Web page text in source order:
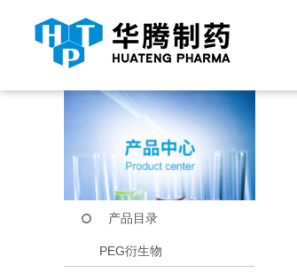
当前位置： 首页 产品中心
产品目录
PEG衍生物